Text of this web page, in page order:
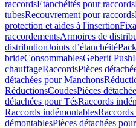
raccordsÉtanchéités pour raccords
tubesRecouvrement pour raccords
protection et aides à l'insertion
raccordementsArmoires de
distributionJoints d’étanchéité
brideConsommablesGeberit
chauffageRaccordsPièces
détachées pour Manchons
RéductionsCoudesPièces
détachées pour TésRaccords
Raccords indémontablesRaccords
démontablesPièces détachées